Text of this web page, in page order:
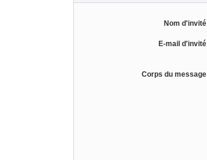
Nom d'invité
E-mail d'invité
Corps du message